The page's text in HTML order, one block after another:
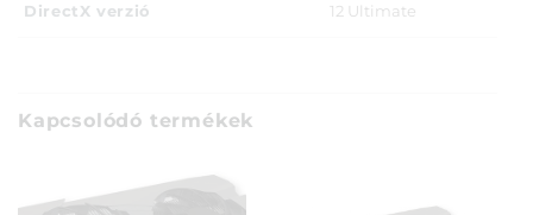
DirectX verzió 12 Ultimate
Kapcsolódó termékek